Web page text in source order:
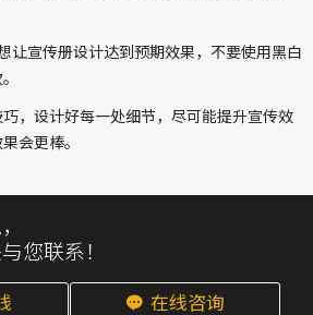
让宣传册设计达到预期效果，不要使用黑白
。
，设计好每一处细节，尽可能提升宣传效
会更棒。
您联系！
在线咨询